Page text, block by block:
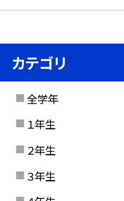
カテゴリ
全学年
１年生
２年生
３年生